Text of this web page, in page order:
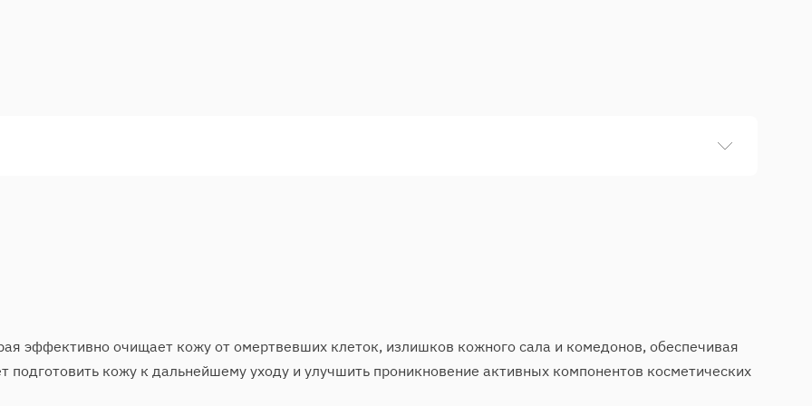
эффективно очищает кожу от омертвевших клеток, излишков кожного сала и комедонов, обеспечивая
кожу к дальнейшему уходу и улучшить проникновение активных компонентов косметических